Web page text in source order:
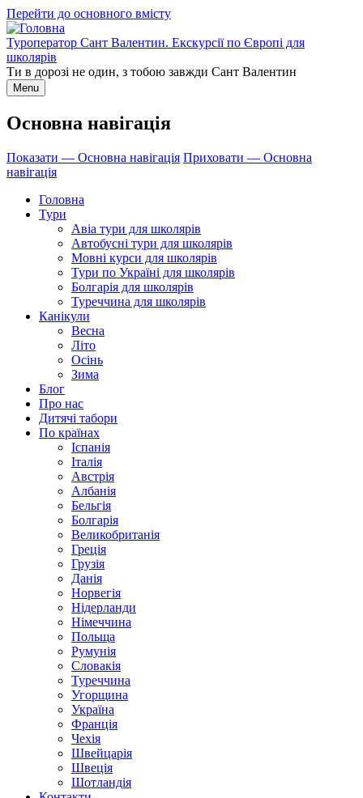
Перейти до основного вмісту
Туроператор Сант Валентин. Екскурсії по Європі для
школярів
Ти в дорозі не один, з тобою завжди Сант Валентин
Menu
Основна навігація
Показати — Основна навігація Приховати — Основна
навігація
Головна
Тури
Авіа тури для школярів
Автобусні тури для школярів
Мовні курси для школярів
Тури по Україні для школярів
Болгарія для школярів
Туреччина для школярів
Канікули
Весна
Літо
Осінь
Зима
Блог
Про нас
Дитячі табори
По країнах
Іспанія
Італія
Австрія
Албанія
Бельгія
Болгарія
Великобританія
Греція
Грузія
Данія
Норвегія
Нідерланди
Німеччина
Польща
Румунія
Словакія
Туреччина
Угорщина
Україна
Франція
Чехія
Швейцарія
Швеція
Шотландія